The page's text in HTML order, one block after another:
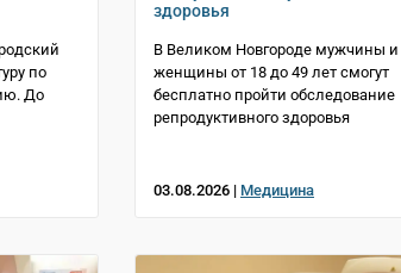
по
До
здоровья
В Великом Новгороде мужчины и
женщины от 18 до 49 лет смогут
бесплатно пройти обследование
репродуктивного здоровья
03.08.2026 | Медицина